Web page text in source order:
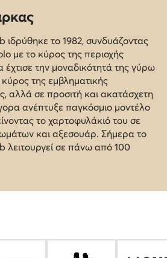
το 1982, συνδυάζοντας
με το κύρος της περιοχής
την μοναδικότητά της γύρω
της εμβληματικής
αλλά σε προσιτή και ακατάσχετη
ανέπτυξε παγκόσμιο μοντέλο
το χαρτοφυλάκιό του σε
και αξεσουάρ. Σήμερα το
λειτουργεί σε πάνω από 100